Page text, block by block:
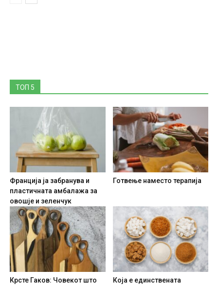
ТОП 5
Франција ја забранува и
пластичната амбалажа за
овошје и зеленчук
Готвење наместо терапија
Крсте Гаков: Човекот што
Која е единствената